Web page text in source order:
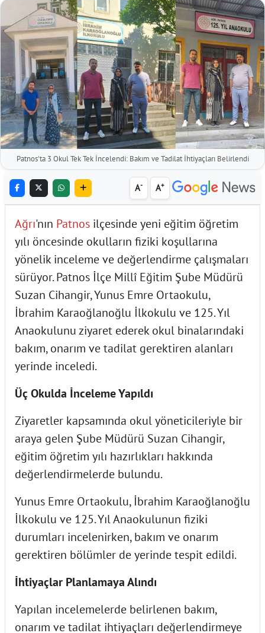
Patnos'ta 3 Okul Tek Tek İncelendi: Bakım ve Tadilat İhtiyaçları Belirlendi
A- A+
Ağrı'nın Patnos ilçesinde yeni eğitim öğretim
yılı öncesinde okulların fiziki koşullarına
yönelik inceleme ve değerlendirme çalışmaları
sürüyor. Patnos İlçe Millî Eğitim Şube Müdürü
Suzan Cihangir, Yunus Emre Ortaokulu,
İbrahim Karaoğlanoğlu İlkokulu ve 125. Yıl
Anaokulunu ziyaret ederek okul binalarındaki
bakım, onarım ve tadilat gerektiren alanları
yerinde inceledi.
Üç Okulda İnceleme Yapıldı
Ziyaretler kapsamında okul yöneticileriyle bir
araya gelen Şube Müdürü Suzan Cihangir,
eğitim öğretim yılı hazırlıkları hakkında
değerlendirmelerde bulundu.
Yunus Emre Ortaokulu, İbrahim Karaoğlanoğlu
İlkokulu ve 125. Yıl Anaokulunun fiziki
durumları incelenirken, bakım ve onarım
gerektiren bölümler de yerinde tespit edildi.
İhtiyaçlar Planlamaya Alındı
Yapılan incelemelerde belirlenen bakım,
onarım ve tadilat ihtiyaçları değerlendirmeye